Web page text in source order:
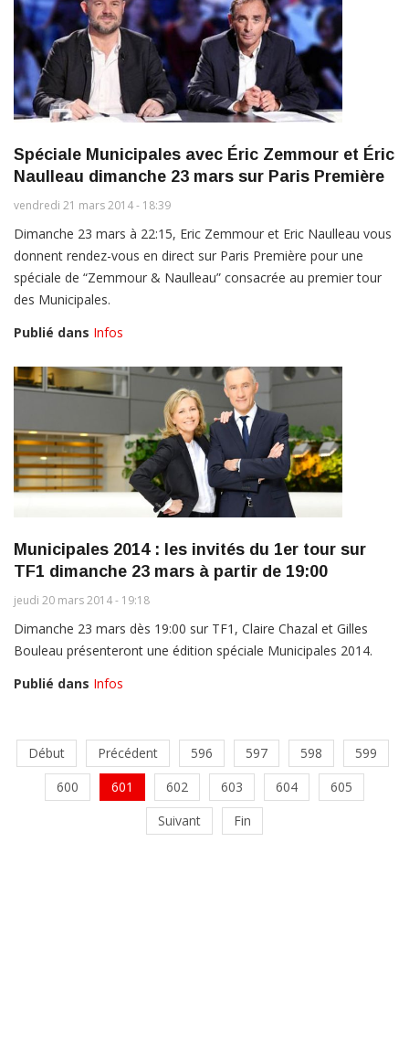
Spéciale Municipales avec Éric Zemmour et Éric
Naulleau dimanche 23 mars sur Paris Première
vendredi 21 mars 2014 - 18:39
Dimanche 23 mars à 22:15, Eric Zemmour et Eric Naulleau vous
donnent rendez-vous en direct sur Paris Première pour une
spéciale de “Zemmour & Naulleau” consacrée au premier tour
des Municipales.
Publié dans Infos
Municipales 2014 : les invités du 1er tour sur
TF1 dimanche 23 mars à partir de 19:00
jeudi 20 mars 2014 - 19:18
Dimanche 23 mars dès 19:00 sur TF1, Claire Chazal et Gilles
Bouleau présenteront une édition spéciale Municipales 2014.
Publié dans Infos
Début Précédent 596 597 598
599
600
601 602 603 604
605
Suivant
Fin